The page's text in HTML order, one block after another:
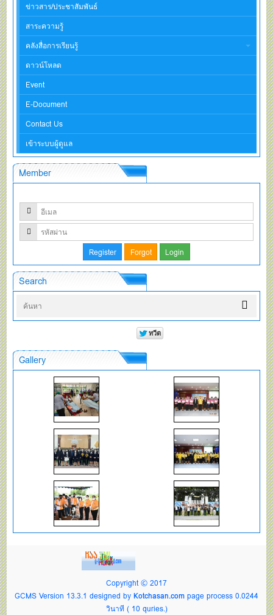
ข่าวสาร/ประชาสัมพันธ์
สาระความรู้
คลังสื่อการเรียนรู้
ดาวน์โหลด
Event
E-Document
Contact Us
เข้าระบบผู้ดูแล
Member
Search
Gallery
Copyright © 2017
GCMS Version 13.3.1 designed by Kotchasan.com page process 0.0244
วินาที ( 10 quries.)